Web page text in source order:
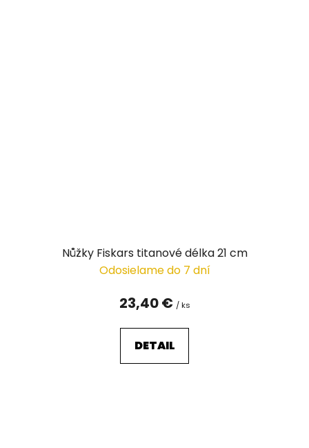
Nůžky Fiskars titanové délka 21 cm
Odosielame do 7 dní
23,40 € / ks
DETAIL